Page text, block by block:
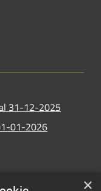
31-12-2025
01-2026
×